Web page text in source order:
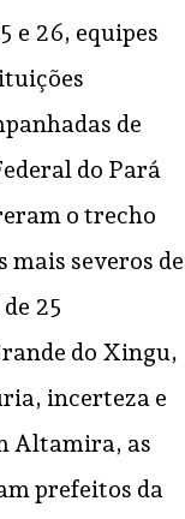
e 26, equipes
de
do Pará
o trecho
mais severos de
25
do Xingu,
incerteza e
Altamira, as
prefeitos da